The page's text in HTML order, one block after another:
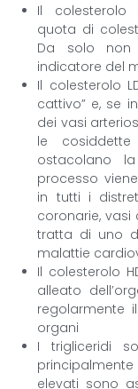
Il colesterolo
quota di
Da solo
indicatore del
Il colesterolo
cattivo” e, se
dei vasi
le cosiddette
ostacolano
processo
in tutti i
coronarie, vasi
tratta di uno
malattie
Il colesterolo
alleato
regolarmente
organi
I trigliceridi
elevati sono